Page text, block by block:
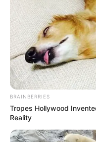
BRAINBERRIES
Tropes Hollywood
Reality